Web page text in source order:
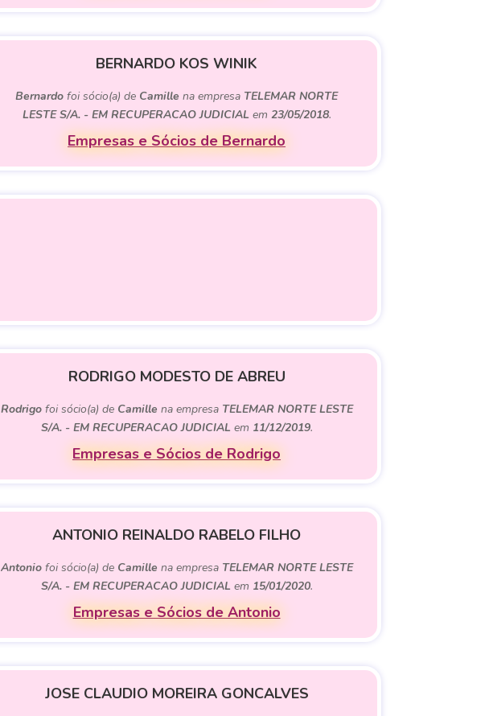
BERNARDO KOS WINIK
Bernardo foi sócio(a) de Camille na empresa TELEMAR NORTE
LESTE S/A. - EM RECUPERACAO JUDICIAL em 23/05/2018.
Empresas e Sócios de Bernardo
RODRIGO MODESTO DE ABREU
Rodrigofoi sócio(a) de Camille na empresa TELEMAR NORTE LESTE
S/A. - EM RECUPERACAO JUDICIAL em 11/12/2019.
Empresas e Sócios de Rodrigo
ANTONIO REINALDO RABELO FILHO
Antoniofoi sócio(a) de Camille na empresa TELEMAR NORTE LESTE
S/A. - EM RECUPERACAO JUDICIAL em 15/01/2020.
Empresas e Sócios de Antonio
JOSE CLAUDIO MOREIRA GONCALVES